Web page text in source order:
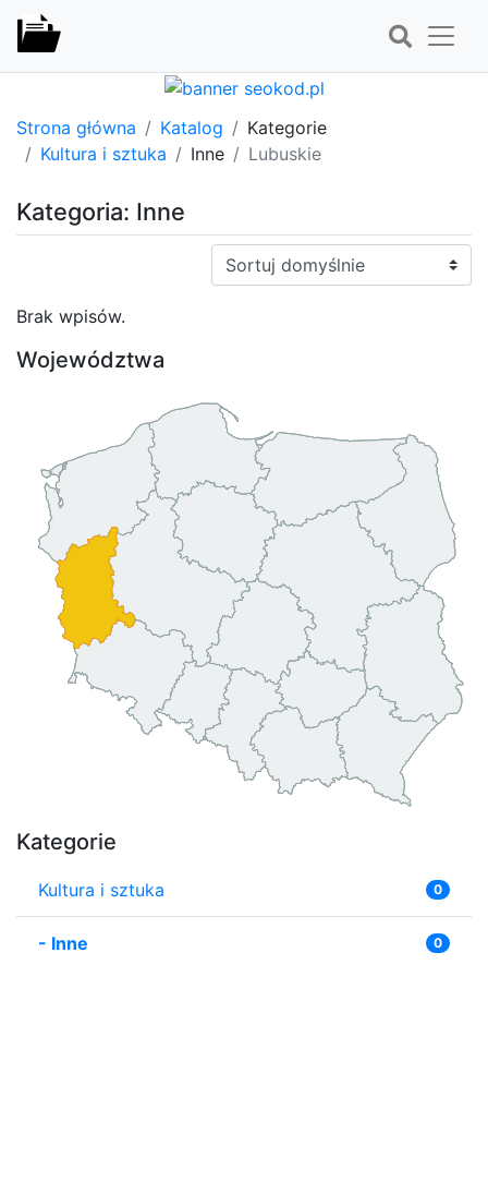
Strona główna Katalog
Kategorie
Kultura i sztuka
Inne Lubuskie
Kategoria: Inne
Sortuj:
Brak wpisów.
Województwa
Kategorie
Kultura i sztuka 0
- Inne 0